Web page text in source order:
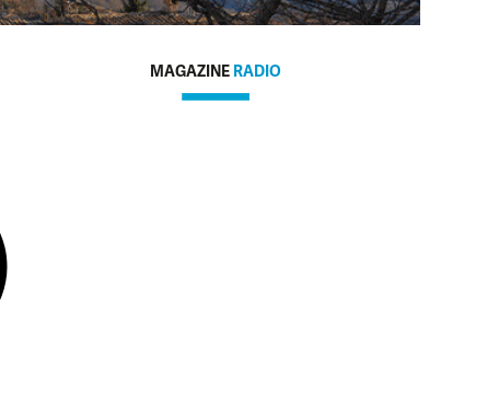
MAGAZINE RADIO